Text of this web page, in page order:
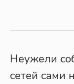
Неужели
сетей сами